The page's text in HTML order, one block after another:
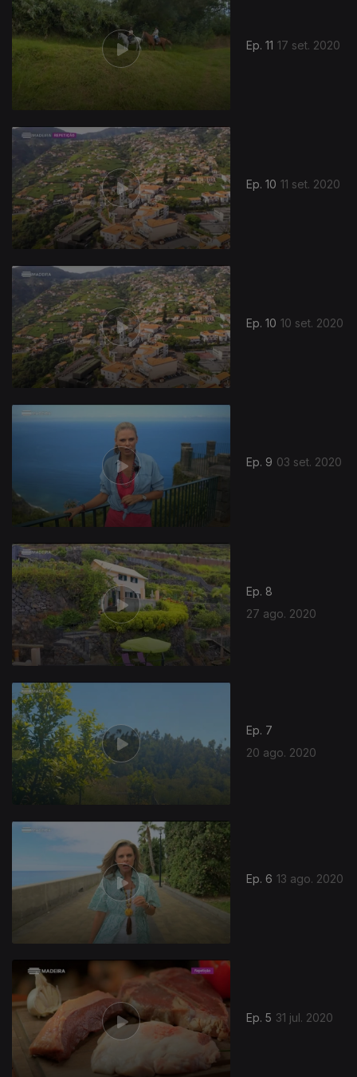
Ep. 11 17 set. 2020
Ep. 10 11 set. 2020
Ep. 10 10 set. 2020
Ep. 9 03 set. 2020
Ep. 8
27 ago. 2020
Ep. 7
20 ago. 2020
Ep. 6 13 ago. 2020
Ep. 5 31 jul. 2020